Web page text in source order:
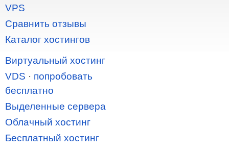
VPS
Сравнить отзывы
Каталог хостингов
Виртуальный хостинг
VDS · попробовать
бесплатно
Выделенные сервера
Облачный хостинг
Бесплатный хостинг